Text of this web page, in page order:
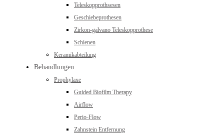
Teleskopprothsesen
Geschiebeprothesen
Zirkon-galvano Teleskopprothese
Schienen
Keramikabteilung
Behandlungen
Prophylaxe
Guided Biofilm Therapy
Airflow
Perio-Flow
Zahnstein Entfernung